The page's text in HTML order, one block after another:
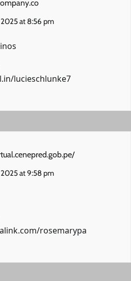
at 8:56 pm
lucieschlunke7
at 9:58 pm
rosemarypa